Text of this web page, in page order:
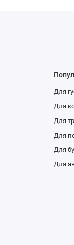
Для
Для
Для
Для
Для
Для